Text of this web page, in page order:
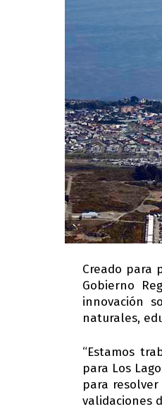
Creado para
Gobierno
innovación
naturales,
“Estamos
para Los
para
validaciones